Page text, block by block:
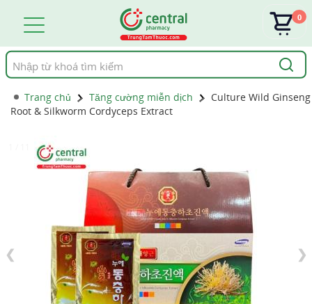
Tìm
kiếm
0
Trang chủ Tăng cường miễn dịch
Culture Wild Ginseng
Root & Silkworm Cordyceps Extract
❮ ❯